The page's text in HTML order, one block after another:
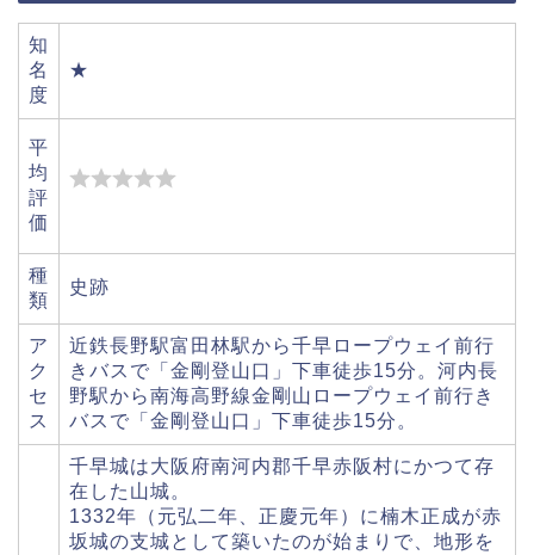
知
名
度
★
平
均
評
価
種
類
史跡
ア
ク
セ
ス
近鉄長野駅富田林駅から千早ロープウェイ前行
きバスで「金剛登山口」下車徒歩15分。河内長
野駅から南海高野線金剛山ロープウェイ前行き
バスで「金剛登山口」下車徒歩15分。
千早城は大阪府南河内郡千早赤阪村にかつて存
在した山城。
1332年（元弘二年、正慶元年）に楠木正成が赤
坂城の支城として築いたのが始まりで、地形を